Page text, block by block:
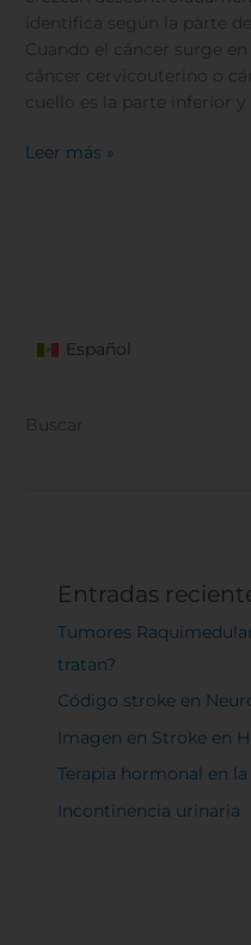
identifica según la parte
Cuando el cáncer surge
cáncer cervicouterino o
cuello es la parte inferior y
Leer más »
Español
Buscar
Entradas
Tumores
tratan?
Código stroke en
Imagen en Stroke en
Terapia hormonal en
Incontinencia urinaria